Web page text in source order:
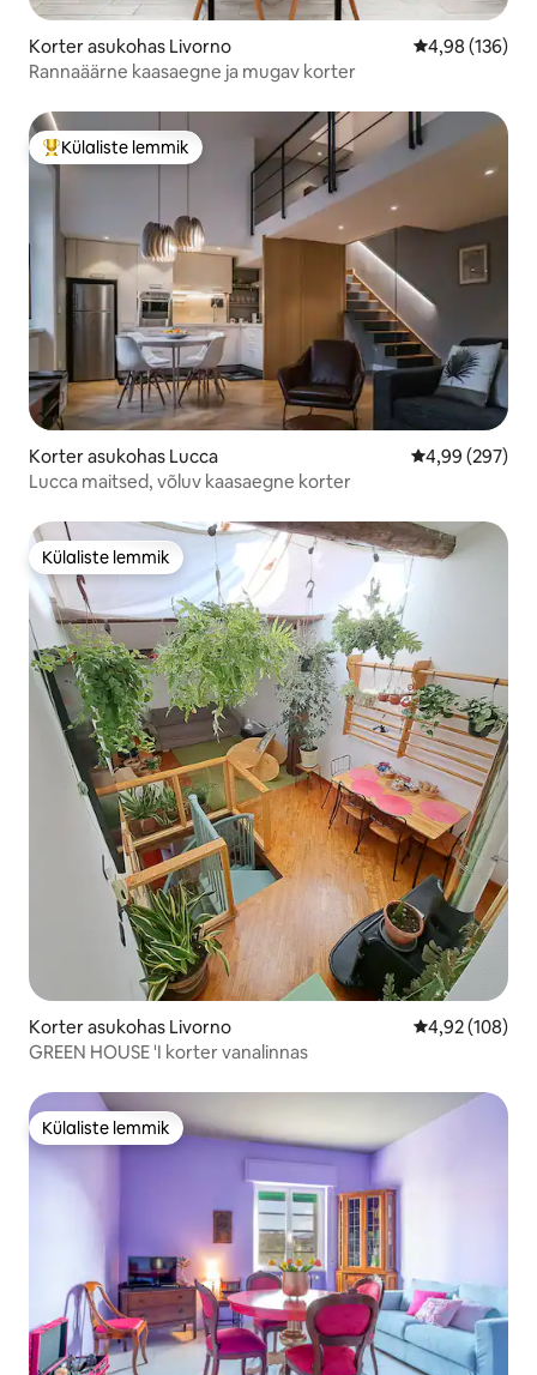
Korter asukohas Livorno Keskmine
4,98 (136)
Rannaäärne kaasaegne ja mugav korter
Külaliste suur lemmik
Külaliste lemmik
Korter asukohas Lucca Keskmine
4,99 (297)
Lucca maitsed, võluv kaasaegne korter
Külaliste lemmik
Külaliste lemmik
Korter asukohas Livorno Keskmine
4,92 (108)
GREEN HOUSE 'I korter vanalinnas
Külaliste lemmik
Külaliste lemmik